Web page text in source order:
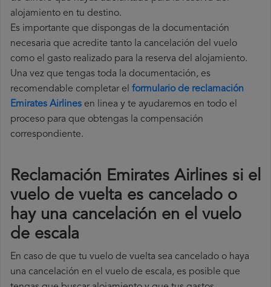
alojamiento en tu destino.
Es importante que dispongas de la documentación
necesaria que acredite tanto la cancelación del vuelo
como el gasto realizado para la reserva del alojamiento.
Una vez que tengas toda la documentación, es
recomendable completar el formulario de reclamación
Emirates Airlines en linea y te ayudaremos en todo el
proceso para que obtengas la compensación
correspondiente.
Reclamación Emirates Airlines si el
vuelo de vuelta es cancelado o
hay una cancelación en el vuelo
de escala
En caso de que tu vuelo de vuelta sea cancelado o haya
una cancelación en el vuelo de escala, es posible que